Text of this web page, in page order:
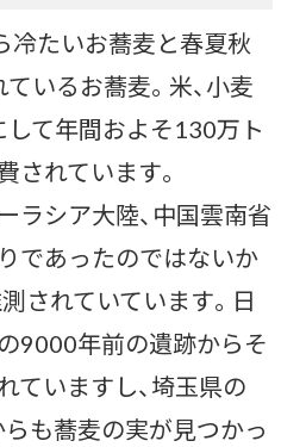
冷たいお蕎麦と春夏秋
いるお蕎麦。米、小麦
して年間およそ130万ト
されています。
ラシア大陸、中国雲南省
であったのではないか
されていています。日
9000年前の遺跡からそ
ていますし、埼玉県の
も蕎麦の実が見つかっ